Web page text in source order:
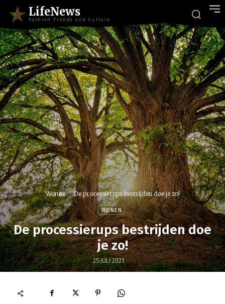
LifeNews
Fashion Trends and Culture
Wonen De processierups bestrijden doe je zo!
WONEN
De processierups bestrijden doe
je zo!
25 JULI 2021